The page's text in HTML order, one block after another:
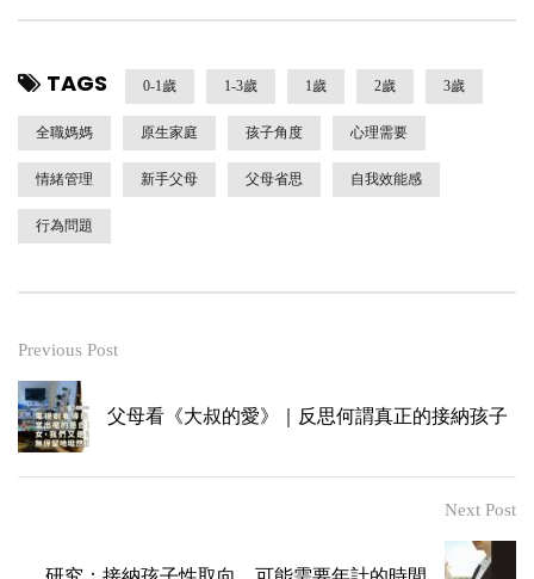
TAGS 0-1歲 1-3歲 1歲 2歲 3歲
全職媽媽 原生家庭 孩子角度 心理需要
情緒管理 新手父母 父母省思 自我效能感
行為問題
Previous Post
父母看《大叔的愛》｜反思何謂真正的接納孩子
Next Post